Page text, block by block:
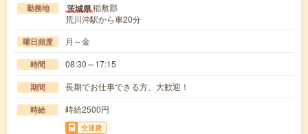
勤務地 茨城県稲敷郡
荒川沖駅から車20分
曜日頻度 月～金
時間 08:30～17:15
期間 長期でお仕事できる方、大歓迎！
時給 時給2500円
交通費